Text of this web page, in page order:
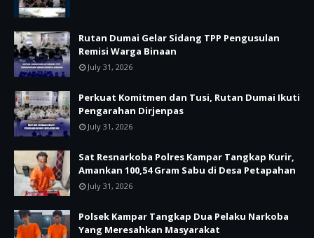
Rutan Dumai Gelar Sidang TPP Pengusulan
Remisi Warga Binaan
July 31, 2026
Perkuat Komitmen dan Tusi, Rutan Dumai Ikuti
Pengarahan Dirjenpas
July 31, 2026
Sat Resnarkoba Polres Kampar Tangkap Kurir,
Amankan 100,54 Gram Sabu di Desa Petapahan
July 31, 2026
Polsek Kampar Tangkap Dua Pelaku Narkoba
Yang Meresahkan Masyarakat